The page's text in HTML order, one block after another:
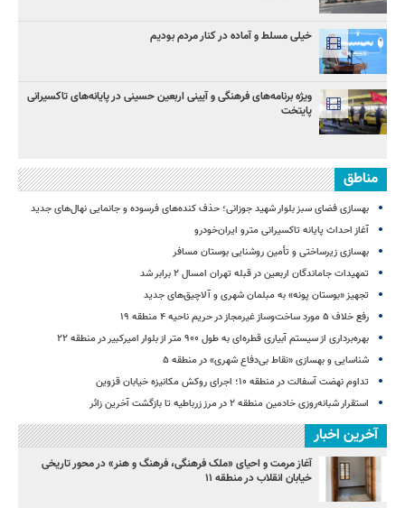
خیلی مسلط و آماده در کنار مردم بودیم
ویژه برنامه‌های فرهنگی و آیینی اربعین حسینی در پایانه‌های تاکسیرانی
پایتخت
مناطق
بهسازی فضای سبز بلوار شهید جوزانی؛ حذف کنده‌های فرسوده و جانمایی نهال‌های جدید
آغاز احداث پایانه تاکسیرانی مترو ایران‌خودرو
بهسازی زیرساختی و تأمین روشنایی بوستان مسافر
تمهیدات جاماندگان اربعین در قبله تهران امسال ۲ برابر شد
تجهیز «بوستان پونه» به مبلمان شهری و آلاچیق‌های جدید
رفع خلاف ۵ مورد ساخت‌وساز غیرمجاز در حریم ناحیه ۴ منطقه ۱۹
بهره‌برداری از سیستم آبیاری قطره‌ای به طول ۹۰۰ متر از بلوار امیرکبیر در منطقه ۲۲
شناسایی و بهسازی «نقاط بی‌دفاع شهری» در منطقه ۵
تداوم نهضت آسفالت در منطقه ۱۰؛ اجرای روکش مکانیزه خیابان قزوین
استقرار شبانه‌روزی خادمین منطقه ۲ در مرز زرباطیه تا بازگشت آخرین زائر
آخرین اخبار
آغاز مرمت و احیای «ملک فرهنگی، فرهنگ و هنر» در محور تاریخی
خیابان انقلاب در منطقه ۱۱